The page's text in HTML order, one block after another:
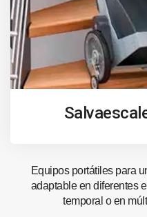
Equipos portátiles para
adaptable en diferentes
temporal o en